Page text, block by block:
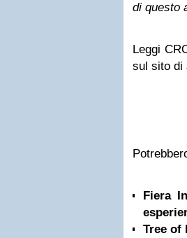
di questo
Leggi
sul sito di
Fiera
Tree of